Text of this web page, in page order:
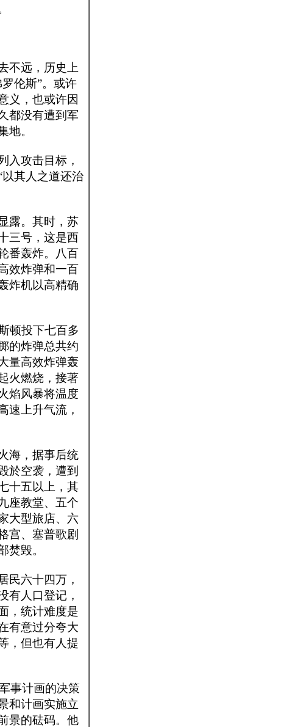
不远，历史上
伦斯”。或许
义，也或许因
都没有遭到军
地。
入攻击目标，
其人之道还治
露。其时，苏
三号，这是西
番轰炸。八百
效炸弹和一百
炸机以高精确
顿投下七百多
的炸弹总共约
量高效炸弹轰
火燃烧，接著
焰风暴将温度
速上升气流，
海，据事后统
於空袭，遭到
十五以上，其
座教堂、五个
大型旅店、六
宫、塞普歌剧
焚毁。
民六十四万，
有人口登记，
，统计难度是
有意过分夸大
，但也有人提
事计画的决策
和计画实施立
景的砝码。他